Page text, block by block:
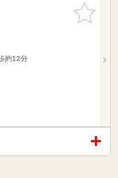
お気に入
りに追加
約12分